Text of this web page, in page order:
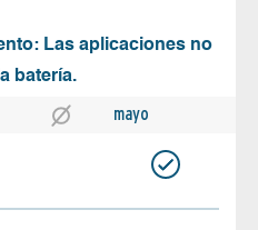
Las aplicaciones no
batería.
mayo